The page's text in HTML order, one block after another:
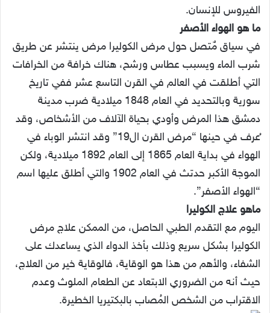
الفيروس للإنسان.
ما هو الهواء الأصفر
في سياق مٌتصل حول مرض الكوليرا مرض ينتشر عن طريق
شرب الماء ويسبب عطاس ورشح، هناك خرافة من الخرافات
التي أطلقت في العالم في القرن التاسع عشر ففي تاريخ
سورية وبالتحديد في العام 1848 ميلادية ضرب مدينة
دمشق هذا المرض وأودي بحياة الآلاف من الأشخاص، وقد
ُعرف في حينها “مرض القرن ال19” وقد انتشر الوباء في
الهواء في بداية العام 1865 إلى العام 1892 ميلادية، ولكن
الموجة الأكبر حدتث في العام 1902 والتي أطلق عليها اسم
“الهواء الأصفر”.
ماهو علاج الكوليرا
اليوم مع التقدم الطبي الحاصل، من الممكن علاج مرض
الكوليرا بشكل سريع وذلك بأخذ الدواء الذي يساعدك على
الشفاء، والأهم من هذا هو الوقاية، فالوقاية خير من العلاج،
حيث أنه من الضروري الابتعاد عن الطعام الملوث وعدم
الاقتراب من الشخص المُصاب بالبكتيريا الخطيرة.